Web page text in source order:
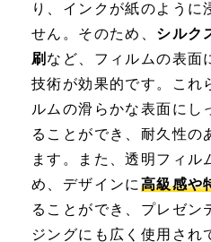
り、インクが紙のように
せん。そのため、 シルク
刷 など、フィルムの表面
技術が効果的です。これ
ルムの滑らかな表面にし
ることができ、耐久性の
ます。また、透明フィル
め、デザインに高級感や
ることができ、プレゼン
ジングにも広く使用され